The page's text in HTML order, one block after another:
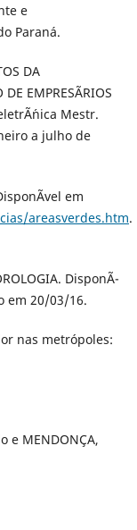
e
Paraná.
DA
EMPRESÃRIOS
Mestr.
a julho de
em
areasverdes.htm.
DisponÃ­
em 20/03/16.
nas metrópoles:
e MENDONÇA,